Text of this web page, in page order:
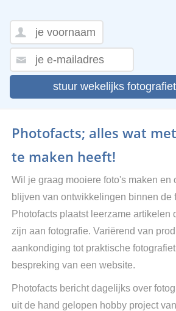
stuur wekelijks
Photofacts; alles wat
te maken heeft!
Wil je graag mooiere foto's maken en
blijven van ontwikkelingen binnen de
Photofacts plaatst leerzame artikelen
zijn aan fotografie. Variërend van
aankondiging tot praktische
bespreking van een website.
Photofacts bericht dagelijks over
uit de hand gelopen hobby project